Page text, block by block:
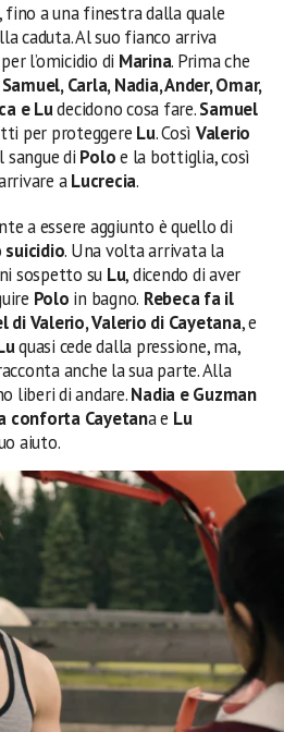
a una finestra dalla quale
caduta. Al suo fianco arriva
l’omicidio di Marina. Prima che
Carla, Nadia, Ander, Omar,
e Ludecidono cosa fare.Samuel
per proteggere Lu. Così Valerio
di Poloe la bottiglia, così
aLucrecia.
a essere aggiunto è quello di
suicidio. Una volta arrivata la
sospetto su Lu, dicendo di aver
Polo in bagno. Rebeca fa il
di Valerio, Valerio di Cayetana, e
quasi cede dalla pressione, ma,
anche la sua parte. Alla
liberi di andare.Nadia e Guzman
conforta Cayetana e Lu
aiuto.